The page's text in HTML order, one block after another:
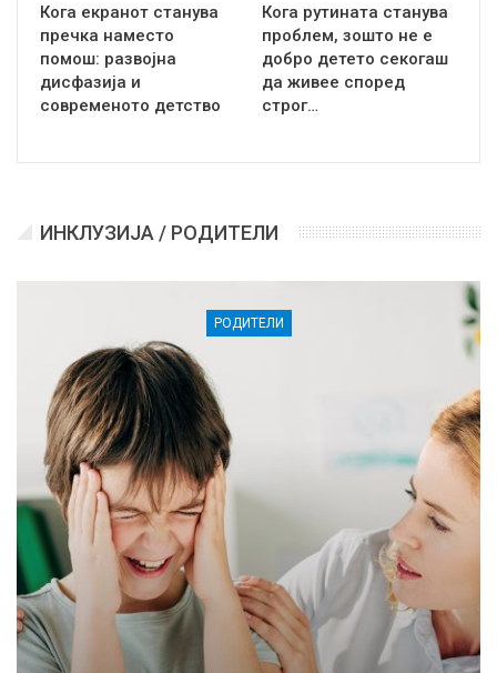
Кога екранот станува
пречка наместо
помош: развојна
дисфазија и
современото детство
Кога рутината станува
проблем, зошто не е
добро детето секогаш
да живее според
строг…
ИНКЛУЗИЈА / РОДИТЕЛИ
РОДИТЕЛИ